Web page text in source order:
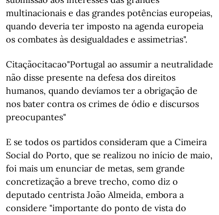
multinacionais e das grandes potências europeias,
quando deveria ter imposto na agenda europeia
os combates às desigualdades e assimetrias".
Citaçãocitacao"Portugal ao assumir a neutralidade
não disse presente na defesa dos direitos
humanos, quando devíamos ter a obrigação de
nos bater contra os crimes de ódio e discursos
preocupantes"
E se todos os partidos consideram que a Cimeira
Social do Porto, que se realizou no início de maio,
foi mais um enunciar de metas, sem grande
concretização a breve trecho, como diz o
deputado centrista João Almeida, embora a
considere "importante do ponto de vista do